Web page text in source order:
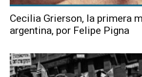
Cecilia Grierson, la primera
argentina, por Felipe Pigna